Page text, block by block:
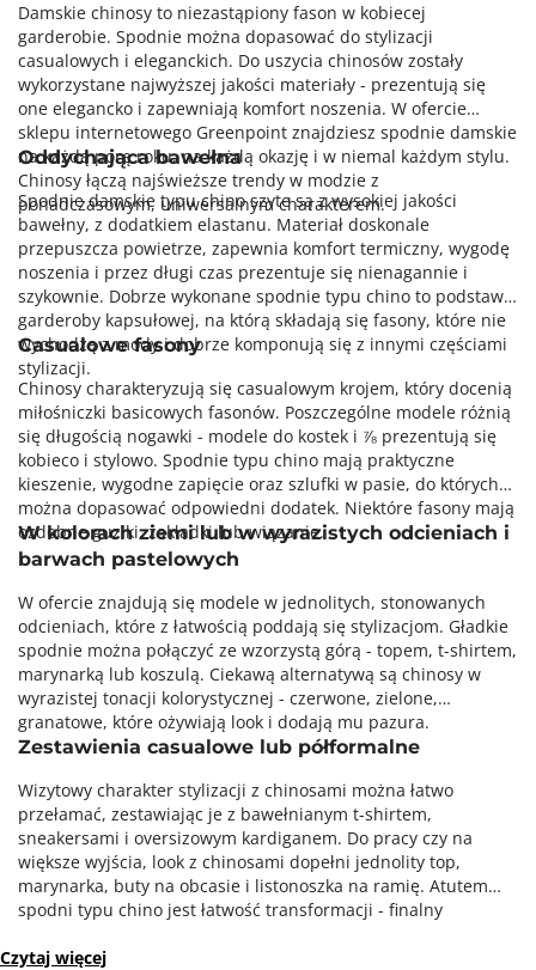
Damskie chinosy to niezastąpiony fason w kobiecej
garderobie. Spodnie można dopasować do stylizacji
casualowych i eleganckich. Do uszycia chinosów zostały
wykorzystane najwyższej jakości materiały - prezentują się
one elegancko i zapewniają komfort noszenia. W ofercie
sklepu internetowego Greenpoint znajdziesz spodnie damskie
na każdą porę roku, na każdą okazję i w niemal każdym stylu.
Chinosy łączą najświeższe trendy w modzie z
ponadczasowym, uniwersalnym charakterem.
Oddychająca bawełna
Spodnie damskie typu chino szyte są z wysokiej jakości
bawełny, z dodatkiem elastanu. Materiał doskonale
przepuszcza powietrze, zapewnia komfort termiczny, wygodę
noszenia i przez długi czas prezentuje się nienagannie i
szykownie. Dobrze wykonane spodnie typu chino to podstawa
garderoby kapsułowej, na którą składają się fasony, które nie
wychodzą z mody i dobrze komponują się z innymi częściami
stylizacji.
Casualowe fasony
Chinosy charakteryzują się casualowym krojem, który docenią
miłośniczki basicowych fasonów. Poszczególne modele różnią
się długością nogawki - modele do kostek i ⅞ prezentują się
kobieco i stylowo. Spodnie typu chino mają praktyczne
kieszenie, wygodne zapięcie oraz szlufki w pasie, do których
można dopasować odpowiedni dodatek. Niektóre fasony mają
ozdobne guziki, zakładki lub wiązanie.
W kolorach ziemi lub w wyrazistych odcieniach i
barwach pastelowych
W ofercie znajdują się modele w jednolitych, stonowanych
odcieniach, które z łatwością poddają się stylizacjom. Gładkie
spodnie można połączyć ze wzorzystą górą - topem, t-shirtem,
marynarką lub koszulą. Ciekawą alternatywą są chinosy w
wyrazistej tonacji kolorystycznej - czerwone, zielone,
granatowe, które ożywiają look i dodają mu pazura.
Zestawienia casualowe lub półformalne
Wizytowy charakter stylizacji z chinosami można łatwo
przełamać, zestawiając je z bawełnianym t-shirtem,
sneakersami i oversizowym kardiganem. Do pracy czy na
większe wyjścia, look z chinosami dopełni jednolity top,
marynarka, buty na obcasie i listonoszka na ramię. Atutem
spodni typu chino jest łatwość transformacji - finalny
pozostałych części garderoby i dodatków.
Czytaj więcej